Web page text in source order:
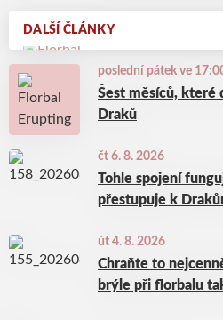
DALŠÍ ČLÁNKY
poslední pátek ve
Šest měsíců, které
Draků
čt 6. 8. 2026
Tohle spojení
přestupuje k
út 4. 8. 2026
Chraňte to
brýle při florbalu